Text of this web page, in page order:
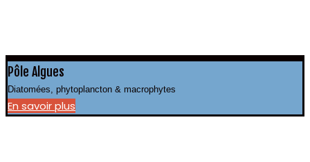
Pôle Algues
Diatomées, phytoplancton & macrophytes
En savoir plus